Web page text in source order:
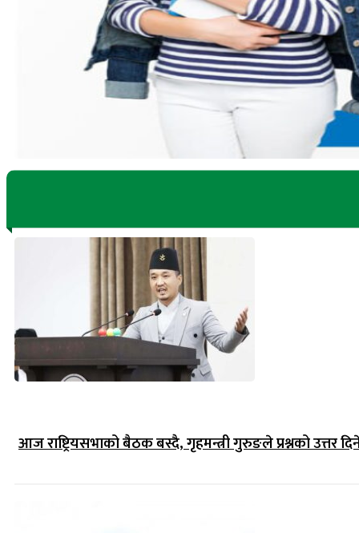
आज राष्ट्रियसभाको बैठक बस्दै, गृहमन्त्री गुरुङले प्रश्नको उत्तर